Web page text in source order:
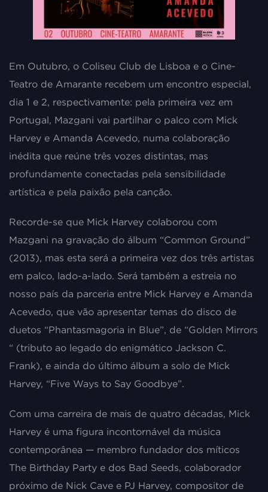
Em Outubro, o Coliseu Club de Lisboa e o Cine-
Teatro de Amarante recebem um encontro especial,
dia 1 e 2, respectivamente: pela primeira vez em
Portugal, Mazgani vai partilhar o palco com Mick
Harvey e Amanda Acevedo, numa colaboração
inédita que reúne três vozes distintas, mas
profundamente conectadas pela sensibilidade
artística e pela paixão pela canção.
Recorde-se que Mick Harvey colaborou com
Mazgani na gravação do álbum “Common Ground”
(2013), mas esta será a primeira vez dos três artistas
em palco, lado-a-lado. Será também a estreia no
nosso país da parceria entre Mick Harvey e Amanda
Acevedo, que vão apresentar temas do disco de
duetos “Phantasmagoria in Blue”, de “Golden Mirrors
“ (tributo ao legado do enigmático Jackson C.
Frank), e ainda do último álbum a solo de Mick
Harvey, “Five Ways to Say Goodbye”.
Com uma carreira de mais de quatro décadas, Mick
Harvey é uma figura incontornável da música
contemporânea — membro fundador dos míticos
The Birthday Party e dos Bad Seeds, colaborador
próximo de Nick Cave e PJ Harvey, compositor de